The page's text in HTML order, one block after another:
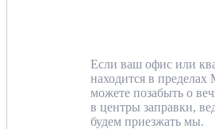
Если ваш офис или
находится в
можете позабыть о
в центры заправки,
будем приезжать мы.